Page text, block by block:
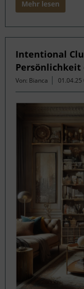
Mehr lesen
Intentional
Persönlichkeit
Von: Bianca 01.04.25